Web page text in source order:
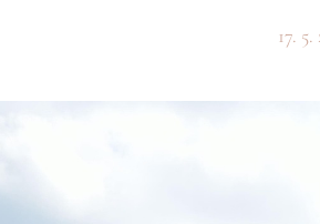
17. 5.